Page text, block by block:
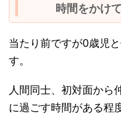
時間をかけ
当たり前ですが0歳児
す。
人間同士、初対面から
に過ごす時間がある程